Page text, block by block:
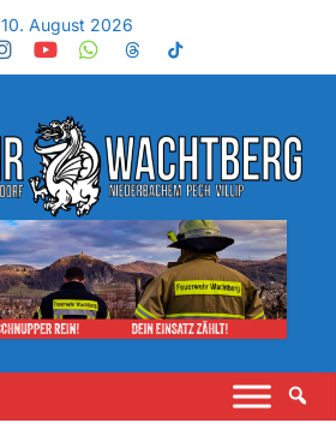
10. August 2026